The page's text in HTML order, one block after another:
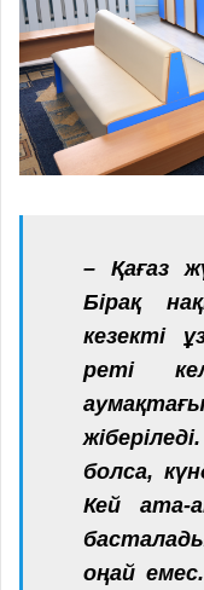
– Қағаз
Бірақ
кезекті
реті
болса,
Кей ата-
оңай